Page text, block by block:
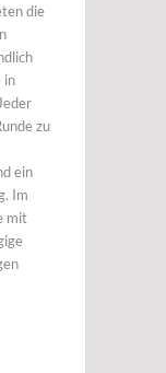
die
in
zu
ein
Im
mit